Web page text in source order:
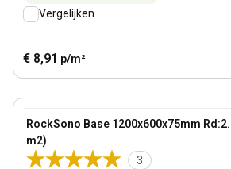
Vergelijken
€ 8,91 p/m²
RockSono Base 1200x600x75mm
m2)
3
View product